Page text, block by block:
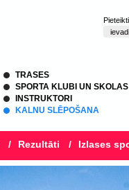
TRASES
SPORTA KLUBI UN SKOLAS
INSTRUKTORI
KALNU SLĒPOŠANA
/ Rezultāti / Izlases